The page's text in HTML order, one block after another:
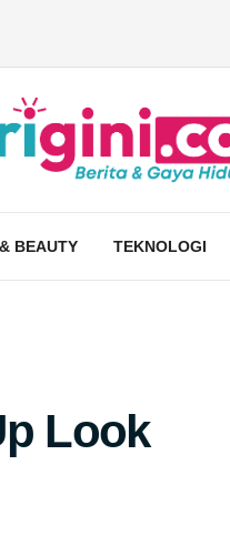
BEAUTY TEKNOLOGI
Look